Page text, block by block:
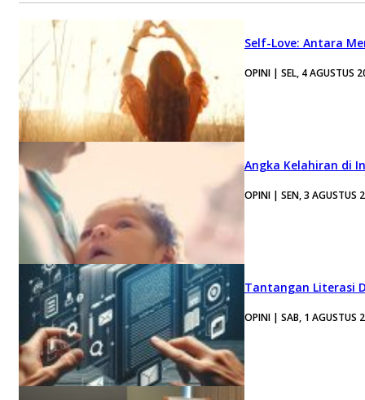
Self-Love: Antara
OPINI | SEL, 4 AGUSTUS
Angka Kelahiran di
OPINI | SEN, 3 AGUSTUS
Tantangan Literasi
OPINI | SAB, 1 AGUSTUS